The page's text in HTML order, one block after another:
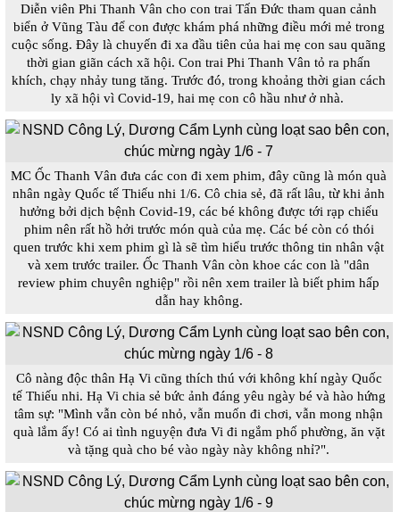
Diễn viên Phi Thanh Vân cho con trai Tấn Đức tham quan cảnh
biển ở Vũng Tàu để con được khám phá những điều mới mẻ trong
cuộc sống. Đây là chuyến đi xa đầu tiên của hai mẹ con sau quãng
thời gian giãn cách xã hội. Con trai Phi Thanh Vân tỏ ra phấn
khích, chạy nhảy tung tăng. Trước đó, trong khoảng thời gian cách
ly xã hội vì Covid-19, hai mẹ con cô hầu như ở nhà.
MC Ốc Thanh Vân đưa các con đi xem phim, đây cũng là món quà
nhân ngày Quốc tế Thiếu nhi 1/6. Cô chia sẻ, đã rất lâu, từ khi ảnh
hưởng bởi dịch bệnh Covid-19, các bé không được tới rạp chiếu
phim nên rất hồ hởi trước món quà của mẹ. Các bé còn có thói
quen trước khi xem phim gì là sẽ tìm hiểu trước thông tin nhân vật
và xem trước trailer. Ốc Thanh Vân còn khoe các con là "dân
review phim chuyên nghiệp" rồi nên xem trailer là biết phim hấp
dẫn hay không.
Cô nàng độc thân Hạ Vi cũng thích thú với không khí ngày Quốc
tế Thiếu nhi. Hạ Vi chia sẻ bức ảnh đáng yêu ngày bé và hào hứng
tâm sự: "Mình vẫn còn bé nhỏ, vẫn muốn đi chơi, vẫn mong nhận
quà lắm ấy! Có ai tình nguyện đưa Vi đi ngắm phố phường, ăn vặt
và tặng quà cho bé vào ngày này không nhỉ?".